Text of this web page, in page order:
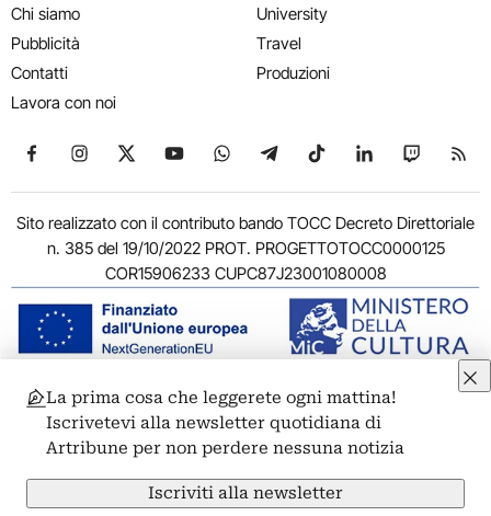
Chi siamo
Pubblicità
Contatti
Lavora con noi
University
Travel
Produzioni
Seguici su Facebook
Seguici su Instagram
Seguici su X
Seguici su YouTube
Seguici su WhatsApp
Seguici su Telegram
Seguici su TikTok
Seguici su
Seguici
Sito realizzato con il contributo bando TOCC Decreto Direttoriale
n. 385 del 19/10/2022 PROT. PROGETTOTOCC0000125
COR15906233 CUPC87J23001080008
© 2011-2026 ARTRIBUNE srl – Corso Vittorio Emanuele II, 287 –
00186 Roma - P.I. 11381581005
Privacy: Responsabile della protezione dei dati personali
ARTRIBUNE srl – Corso Vittorio Emanuele II, 287 – 00186 Roma
Termini e condizioniPrivacy PolicyCookie PolicyCredits
La prima cosa che leggerete ogni mattina!
Iscrivetevi alla newsletter quotidiana di
Artribune per non perdere nessuna notizia
Iscriviti alla newsletter